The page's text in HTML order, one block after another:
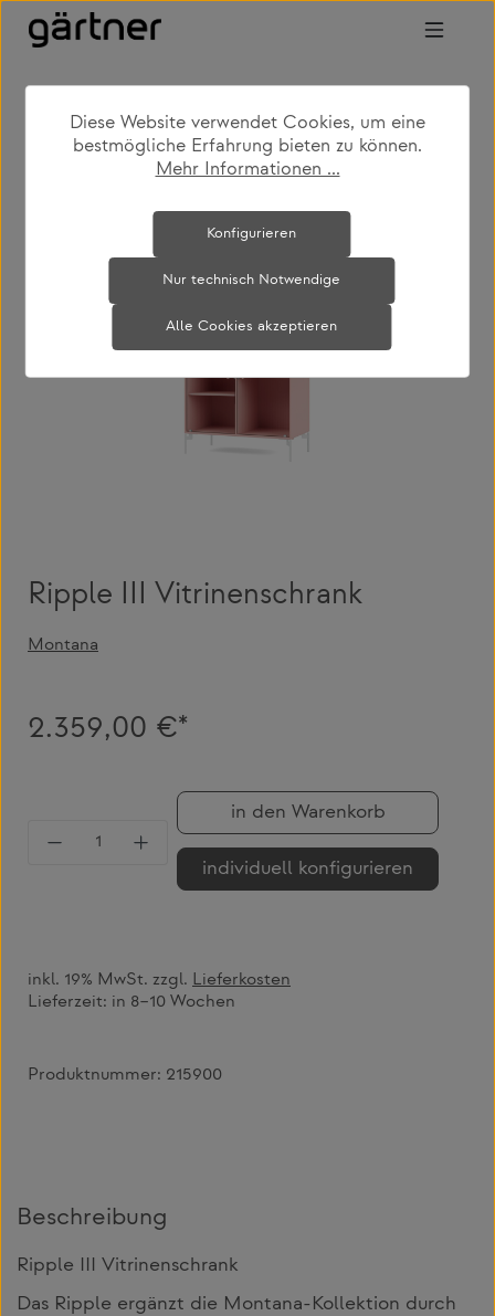
Zum Hauptinhalt springen
shop produkte
wohnen
kommoden & sideboards
Bildergalerie überspringen
Ripple III Vitrinenschrank
Montana
2.359,00 €*
Produkt Anzahl: Gib den gewünschten
in den Warenkorb
individuell konfigurieren
inkl. 19% MwSt. zzgl. Lieferkosten
Lieferzeit: in 8–10 Wochen
Produktnummer: 215900
Beschreibung
Ripple III Vitrinenschrank
Das Ripple ergänzt die Montana-Kollektion durch
Diese Website verwendet Cookies, um eine
bestmögliche Erfahrung bieten zu können.
Mehr Informationen ...
Nur technisch Notwendige
Konfigurieren
Alle Cookies akzeptieren